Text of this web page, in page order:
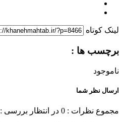
لینک کوتاه
برچسب ها :
ناموجود
ارسال نظر شما
مجموع نظرات : 0 در انتظار بررسی : 0